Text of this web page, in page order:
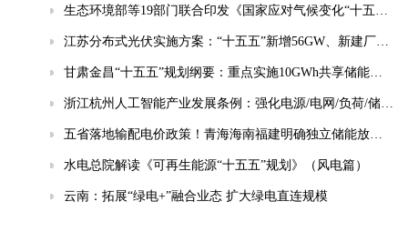
生态环境部等19部门联合印发《国家应对气候变化“十五五”规划》
江苏分布式光伏实施方案：“十五五”新增56GW、新建厂房100%安装
甘肃金昌“十五五”规划纲要：重点实施10GWh共享储能电站等项目
浙江杭州人工智能产业发展条例：强化电源/电网/负荷/储能协同，推动城市供电可靠性符合算力设施标准
五省落地输配电价政策！青海海南福建明确独立储能放电退减输配电费！
水电总院解读《可再生能源“十五五”规划》（风电篇）
云南：拓展“绿电+”融合业态 扩大绿电直连规模